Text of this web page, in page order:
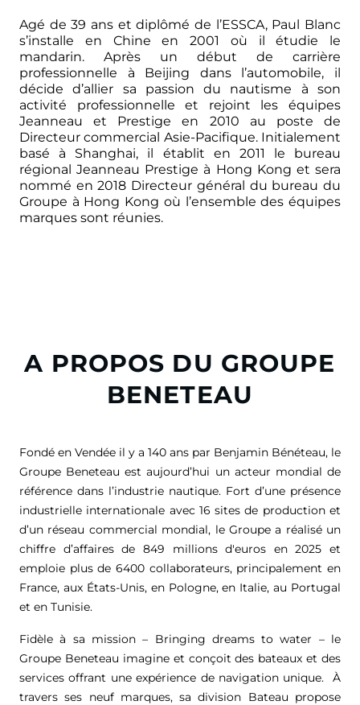
Agé de 39 ans et diplômé de l’ESSCA, Paul Blanc
s’installe en Chine en 2001 où il étudie le
mandarin. Après un début de carrière
professionnelle à Beijing dans l’automobile, il
décide d’allier sa passion du nautisme à son
activité professionnelle et rejoint les équipes
Jeanneau et Prestige en 2010 au poste de
Directeur commercial Asie-Pacifique. Initialement
basé à Shanghai, il établit en 2011 le bureau
régional Jeanneau Prestige à Hong Kong et sera
nommé en 2018 Directeur général du bureau du
Groupe à Hong Kong où l’ensemble des équipes
marques sont réunies.
A PROPOS DU GROUPE
BENETEAU
Fondé en Vendée il y a 140 ans par Benjamin Bénéteau, le
Groupe Beneteau est aujourd’hui un acteur mondial de
référence dans l’industrie nautique. Fort d’une présence
industrielle internationale avec 16 sites de production et
d’un réseau commercial mondial, le Groupe a réalisé un
chiffre d’affaires de 849 millions d'euros en 2025 et
emploie plus de 6400 collaborateurs, principalement en
France, aux États-Unis, en Pologne, en Italie, au Portugal
et en Tunisie.
Fidèle à sa mission – Bringing dreams to water – le
Groupe Beneteau imagine et conçoit des bateaux et des
services offrant une expérience de navigation unique. À
travers ses neuf marques, sa division Bateau propose